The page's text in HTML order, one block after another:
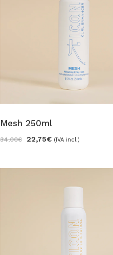
Mesh 250ml
34,00€ 22,75€ (IVA incl.)